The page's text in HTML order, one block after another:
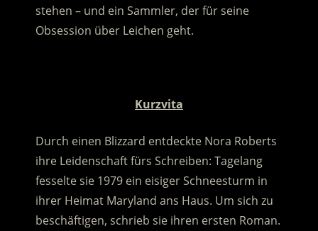
stehen – und ein Sammler, der für seine
Obsession über Leichen geht.
Kurzvita
Durch einen Blizzard entdeckte Nora Roberts
ihre Leidenschaft fürs Schreiben: Tagelang
fesselte sie 1979 ein eisiger Schneesturm in
ihrer Heimat Maryland ans Haus. Um sich zu
beschäftigen, schrieb sie ihren ersten Roman.